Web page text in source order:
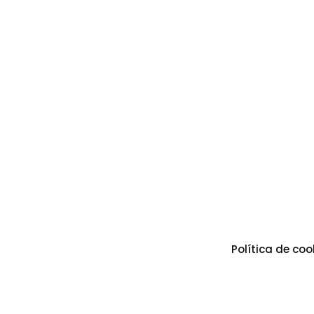
Política de